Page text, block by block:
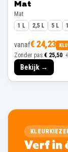
Mat
Mat
1 L
2,5 L 5 L
vanaf€ 24,23
Zonder pas € 25,50
Bekijk →
Verf in